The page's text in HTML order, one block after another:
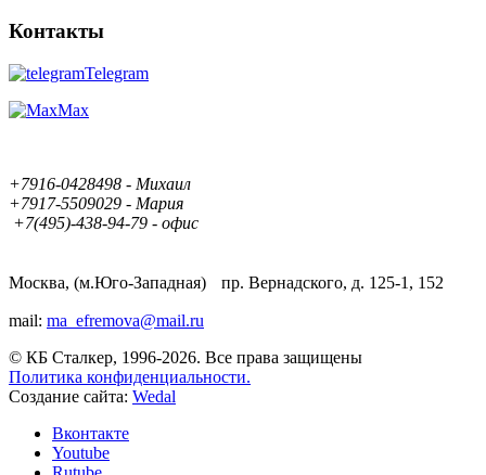
Контакты
Telegram
Max
+7916-0428498 - Михаил
+7917-5509029 - Мария
+7(495)-438-94-79 - офис
Москва, (м.Юго-Западная) пр. Вернадского, д. 125-1, 152
mail: ma_efremova@mail.ru
© КБ Сталкер, 1996-2026. Все права защищены
Политика конфиденциальности.
Создание сайта: Wedal
Вконтакте
Youtube